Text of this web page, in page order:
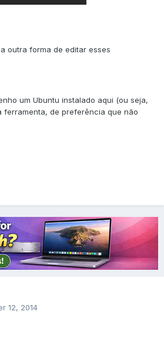
outra forma de editar esses
um Ubuntu instalado aqui (ou seja,
ferramenta, de preferência que não
12, 2014